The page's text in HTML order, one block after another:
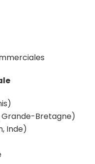
Grande-Bretagne)
Inde)